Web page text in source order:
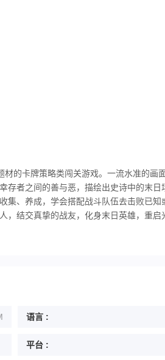
的卡牌策略类闯关游戏。一流水准的画
存者之间的善与恶，描绘出史诗中的末日
、养成，学会搭配战斗队伍去击败已知
结交真挚的战友，化身末日英雄，重启
语言 :
平台 :